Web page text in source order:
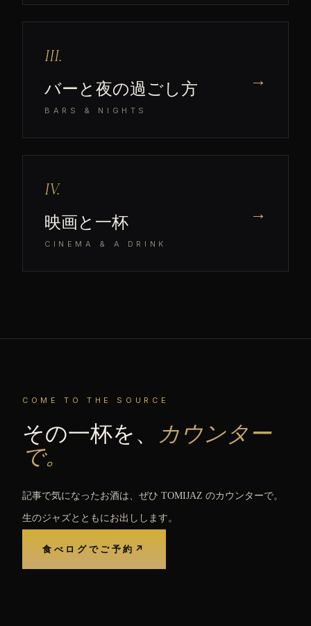
III.
バーと夜の過ごし方
BARS & NIGHTS
→
IV.
映画と一杯
CINEMA & A DRINK
→
COME TO THE SOURCE
その一杯を、 カウンター
で。
記事で気になったお酒は、ぜひ TOMIJAZ のカウンターで。
生のジャズとともにお出しします。
食べログでご予約 ↗